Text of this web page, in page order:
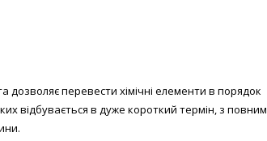
дозволяє перевести хімічні елементи в порядок
відбувається в дуже короткий термін, з повним